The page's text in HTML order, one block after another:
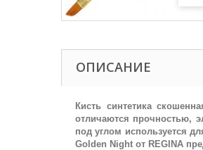
ОПИСАНИЕ
Кисть синтетика
отличаются прочностью,
под углом используется
Golden Night от REGINA